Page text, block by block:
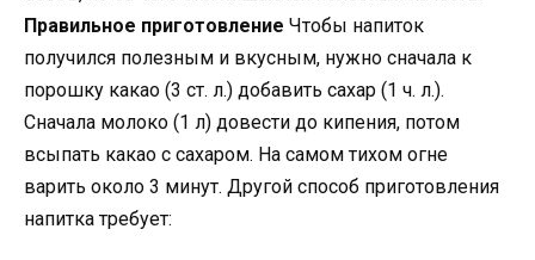
Правильное приготовление Чтобы напиток
получился полезным и вкусным, нужно сначала к
порошку какао (3 ст. л.) добавить сахар (1 ч. л.).
Сначала молоко (1 л) довести до кипения, потом
всыпать какао с сахаром. На самом тихом огне
варить около 3 минут. Другой способ приготовления
напитка требует: